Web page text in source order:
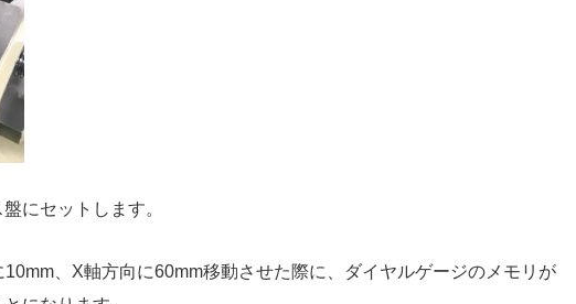
にセットします。
、X軸方向に60mm移動させた際に、ダイヤルゲージのメモリが